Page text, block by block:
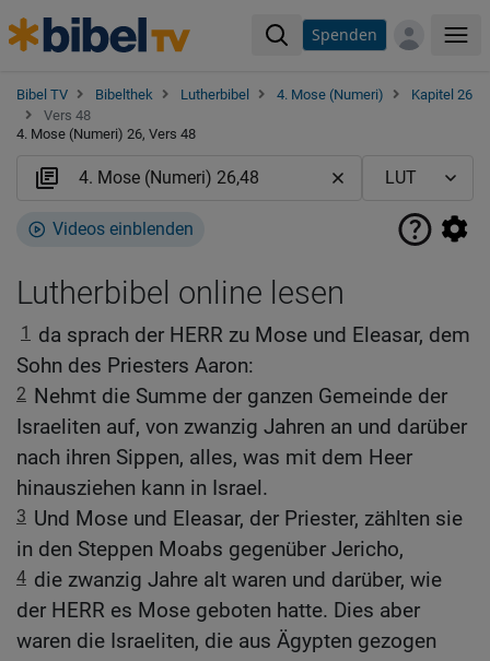
Spenden
Bibel TV Bibelthek Lutherbibel 4. Mose (Numeri)
Kapitel 26
Vers 48
4. Mose (Numeri) 26, Vers 48
Videos einblenden
Lutherbibel online lesen
1 da sprach der HERR zu Mose und Eleasar, dem
Sohn des Priesters Aaron:
2 Nehmt die Summe der ganzen Gemeinde der
Israeliten auf, von zwanzig Jahren an und darüber
nach ihren Sippen, alles, was mit dem Heer
hinausziehen kann in Israel.
3 Und Mose und Eleasar, der Priester, zählten sie
in den Steppen Moabs gegenüber Jericho,
4 die zwanzig Jahre alt waren und darüber, wie
der HERR es Mose geboten hatte. Dies aber
waren die Israeliten, die aus Ägypten gezogen